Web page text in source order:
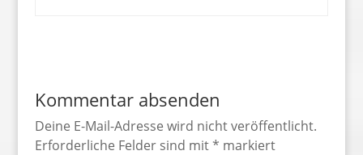
Kommentar absenden
Deine E-Mail-Adresse wird nicht veröffentlicht.
Erforderliche Felder sind mit* markiert